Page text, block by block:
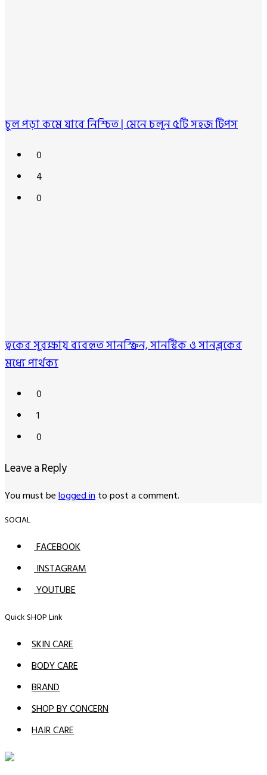
চুল পড়া কমে যাবে নিশ্চিত | মেনে চলুন ৫টি সহজ টিপস
0
4
0
ত্বকের সুরক্ষায় ব্যবহৃত সানস্ক্রিন, সানস্টিক ও সানব্লকের
মধ্যে পার্থক্য
0
1
0
Leave a Reply
You must belogged into post a comment.
SOCIAL
FACEBOOK
INSTAGRAM
YOUTUBE
Quick SHOP Link
SKIN CARE
BODY CARE
BRAND
SHOP BY CONCERN
HAIR CARE